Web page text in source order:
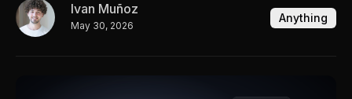
Ivan Muñoz
May 30, 2026
Anything